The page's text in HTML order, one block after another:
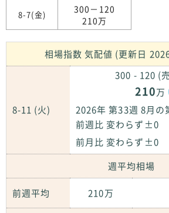
8-7(金)
300－120
210万
相場指数 気配値 (更新日
8-11 (火)
300 - 120 (
210万
2026年 第33週 8月の
前週比 変わらず±0
前月比 変わらず±0
週平均相場
前週平均 210万